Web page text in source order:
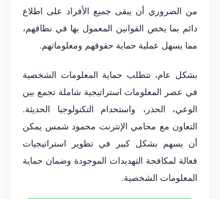
من الضروري أن يبقى جميع الأفراد على اطلاع
دائم بما يخص القوانين المعمول بها في نطاقهم،
مما يسهل عملية حماية حقوقهم ومعلوماتهم.
بشكل عام، تتطلب حماية المعلومات الشخصية
في عصر المعلومات استراتيجية شاملة تجمع بين
الوعي، الحذر، واستخدام التكنولوجيا الحديثة.
التعاون مع محامي الإنترنت محمود شمس يمكن
أن يسهم بشكل كبير في تطوير استراتيجيات
فعالة لمكافحة التهديدات الموجودة وضمان حماية
المعلومات الشخصية.